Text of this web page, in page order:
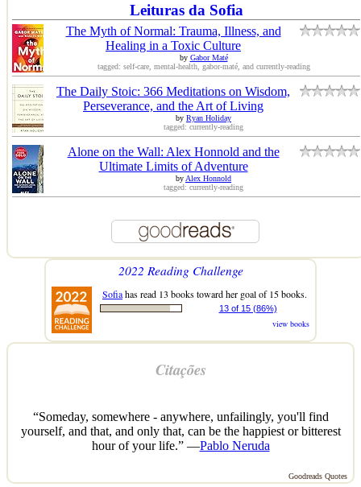
Leituras da Sofia
The Myth of Normal: Trauma, Illness, and
Healing in a Toxic Culture
by Gabor Maté
tagged: self-care, mental-health, gabor-maté, and currently-reading
The Daily Stoic: 366 Meditations on Wisdom,
Perseverance, and the Art of Living
by Ryan Holiday
tagged: currently-reading
Alone on the Wall: Alex Honnold and the
Ultimate Limits of Adventure
byAlex Honnold
tagged: currently-reading
2022 Reading Challenge
Sofiahas read 13 books toward her goal of 15 books.
13 of 15 (86%)
view books
Citações
“Someday, somewhere - anywhere, unfailingly, you'll find
yourself, and that, and only that, can be the happiest or bitterest
hour of your life.” —Pablo Neruda
Goodreads Quotes